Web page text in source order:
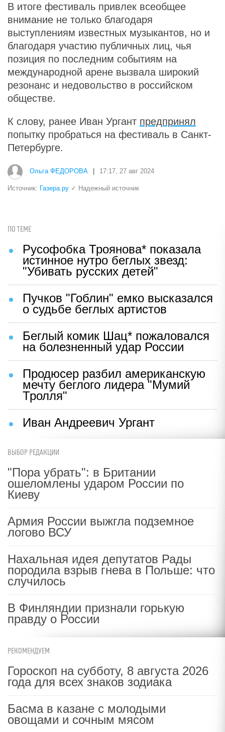
В итоге фестиваль привлек всеобщее
внимание не только благодаря
выступлениям известных музыкантов, но и
благодаря участию публичных лиц, чья
позиция по последним событиям на
международной арене вызвала широкий
резонанс и недовольство в российском
обществе.
К слову, ранее Иван Ургант предпринял
попытку пробраться на фестиваль в Санкт-
Петербурге.
Ольга ФЕДОРОВА 17:17, 27 авг 2024
Источник: Газера.ру ✓ Надежный источник
ПО ТЕМЕ
Русофобка Троянова* показала
истинное нутро беглых звезд:
"Убивать русских детей"
Пучков "Гоблин" емко высказался
о судьбе беглых артистов
Беглый комик Шац* пожаловался
на болезненный удар России
Продюсер разбил американскую
мечту беглого лидера "Мумий
Тролля"
Иван Андреевич Ургант
ВЫБОР РЕДАКЦИИ
"Пора убрать": в Британии
ошеломлены ударом России по
Киеву
Армия России выжгла подземное
логово ВСУ
Нахальная идея депутатов Рады
породила взрыв гнева в Польше: что
случилось
В Финляндии признали горькую
правду о России
РЕКОМЕНДУЕМ
Гороскоп на субботу, 8 августа 2026
года для всех знаков зодиака
Басма в казане с молодыми
овощами и сочным мясом